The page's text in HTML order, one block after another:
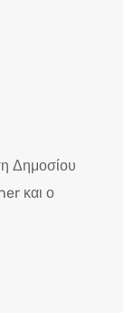
Δημοσίου
και ο